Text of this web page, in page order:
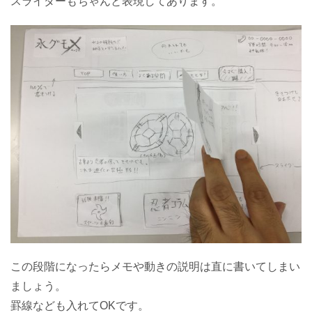
この段階になったらメモや動きの説明は直に書いてしまい
ましょう。
罫線なども入れてOKです。